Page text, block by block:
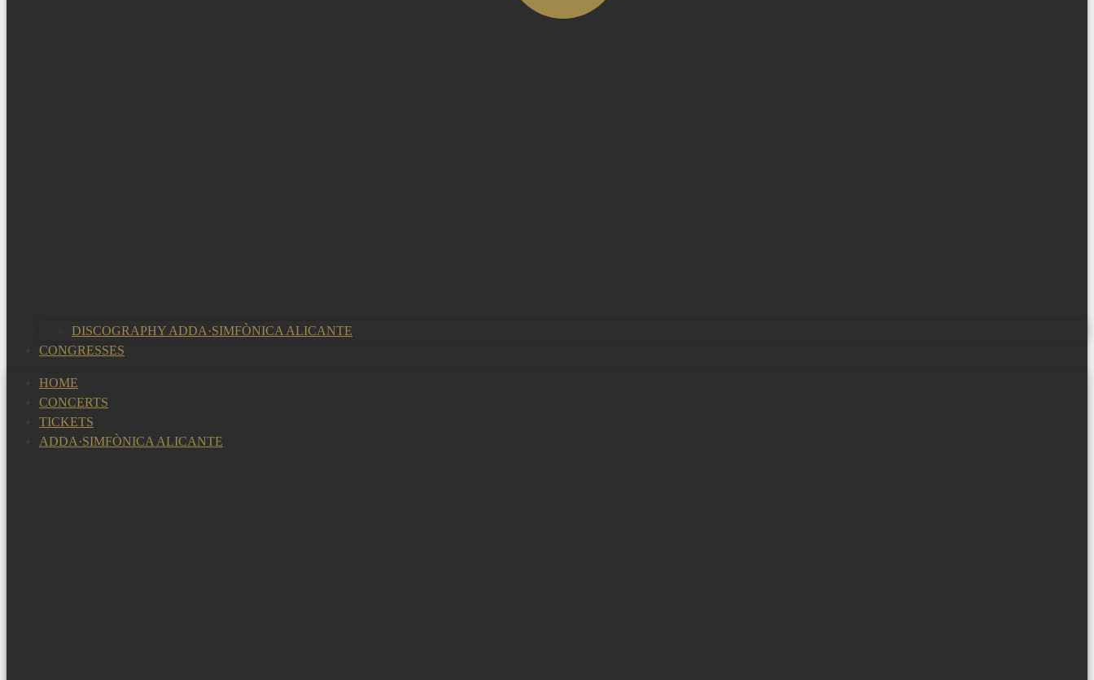
DISCOGRAPHY ADDA·SIMFÒNICA ALICANTE
CONGRESSES
HOME
CONCERTS
TICKETS
ADDA·SIMFÒNICA ALICANTE